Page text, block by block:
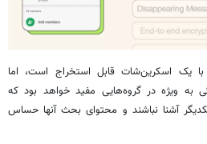
یک اسکرین‌شات قابل استخراج است، اما
به ویژه در گروه‌هایی مفید خواهد بود که
آشنا نباشند و محتوای بحث آنها حساس